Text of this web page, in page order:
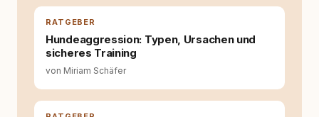
Hund versteht, trifft bessere Entscheidungen –
für ein Zusammenleben, das beiden guttut.
RATGEBER
Hundeaggression: Typen, Ursachen und
sicheres Training
von Miriam Schäfer